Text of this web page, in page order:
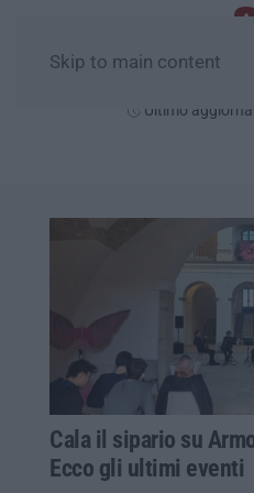
Skip to main content
Ultimo
Cala il sipario su
Ecco gli ultimi eventi